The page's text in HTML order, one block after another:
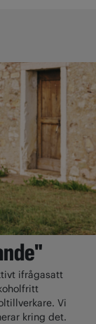
ifrågasatt
Vi
kring det.